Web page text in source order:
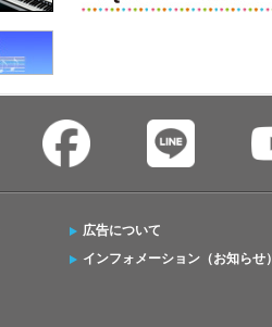
広告について
インフォメーション（お知らせ）